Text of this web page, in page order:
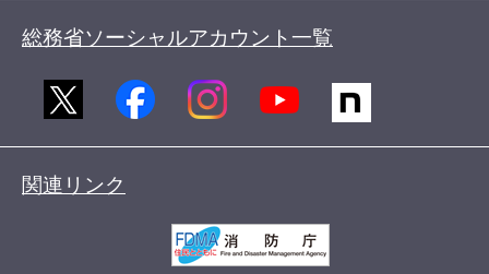
総務省ソーシャルアカウント一覧
関連リンク